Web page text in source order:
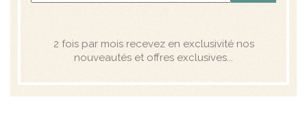
2 fois par mois recevez en exclusivité nos
nouveautés et offres exclusives...